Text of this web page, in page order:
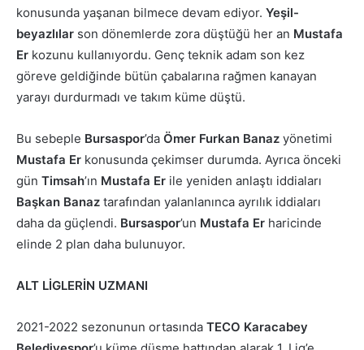
konusunda yaşanan bilmece devam ediyor. Yeşil-
beyazlılar son dönemlerde zora düştüğü her an Mustafa
Er kozunu kullanıyordu. Genç teknik adam son kez
göreve geldiğinde bütün çabalarına rağmen kanayan
yarayı durdurmadı ve takım küme düştü.
Bu sebeple Bursaspor’da Ömer Furkan Banaz yönetimi
Mustafa Er konusunda çekimser durumda. Ayrıca önceki
gün Timsah’ın Mustafa Er ile yeniden anlaştı iddiaları
Başkan Banaz tarafından yalanlanınca ayrılık iddiaları
daha da güçlendi. Bursaspor’un Mustafa Er haricinde
elinde 2 plan daha bulunuyor.
ALT LİGLERİN UZMANI
2021-2022 sezonunun ortasında TECO Karacabey